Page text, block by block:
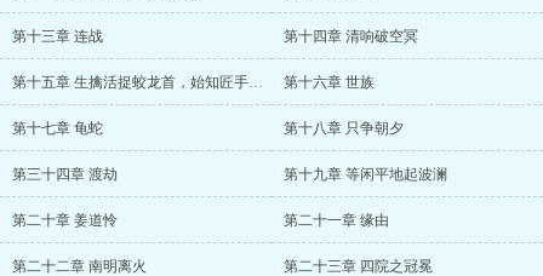
第十三章 连战 第十四章 清响破空冥
第十五章 生擒活捉蛟龙首，始知匠手不虚传 第十六章 世族
第十七章 龟蛇 第十八章 只争朝夕
第三十四章 渡劫 第十九章 等闲平地起波澜
第二十章 姜道怜 第二十一章 缘由
第二十二章 南明离火 第二十三章 四院之冠冕